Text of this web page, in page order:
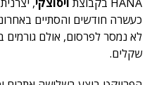
כעשרה חודשים והסתיים
לא נמסר לפרסום, אולם גורמים
שקלים.